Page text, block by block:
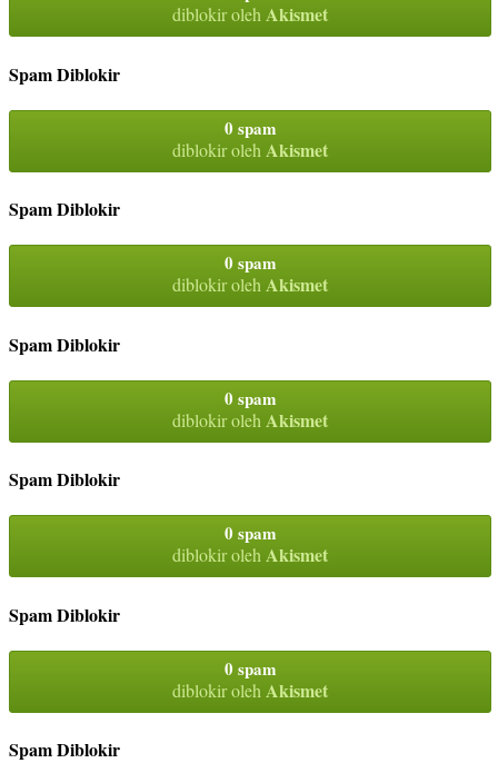
diblokir olehAkismet
Spam Diblokir
0 spam
diblokir oleh Akismet
Spam Diblokir
0 spam
diblokir olehAkismet
Spam Diblokir
0 spam
diblokir oleh Akismet
Spam Diblokir
0 spam
diblokir olehAkismet
Spam Diblokir
0 spam
diblokir oleh Akismet
Spam Diblokir